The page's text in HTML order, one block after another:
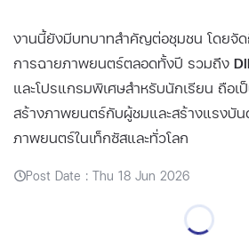
งานนี้ยังมีบทบาทสำคัญต่อชุมชน โดยจั
การฉายภาพยนตร์ตลอดทั้งปี รวมถึง
และโปรแกรมพิเศษสำหรับนักเรียน ถือเ
สร้างภาพยนตร์กับผู้ชมและสร้างแรงบัน
ภาพยนตร์ในเท็กซัสและทั่วโลก
Post Date : Thu 18 Jun 2026